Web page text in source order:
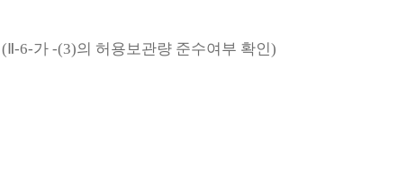
(Ⅱ-6-가 -(3)의 허용보관량 준수여부 확인)